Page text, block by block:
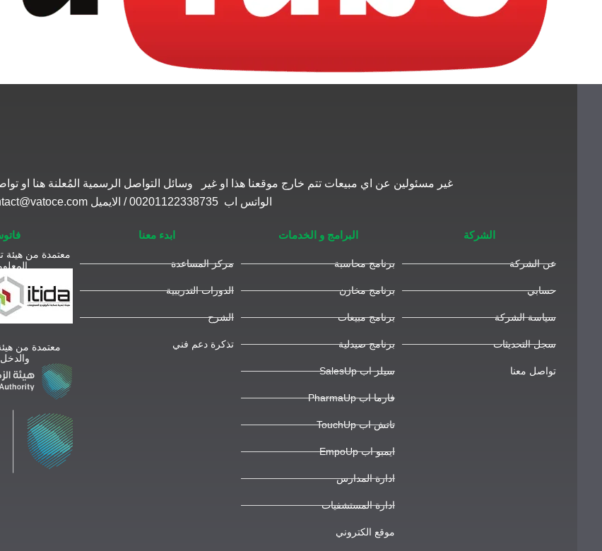
غير مسئولين عن اي مبيعات تتم خارج موقعنا هذا او غير وسائل التواصل الرسمية المُعلنة هنا
الواتس اب 00201122338735 / الايميل contact@vatoce.com
الشركة
عن الشركة
حسابي
سياسة الشركة
سجل التحديثات
تواصل معنا
البرامج و الخدمات
برنامج محاسبة
برنامج مخازن
برنامج مبيعات
برنامج صيدلية
سيلز اب SalesUp
فارما اب PharmaUp
تاتش اب TouchUp
ايمبو اب EmpoUp
ادارة المدارس
ادارة المستشفيات
موقع الكتروني
ابدء معنا
مركز المساعدة
الدورات التدريبية
الشرح
تذكرة دعم فني
معتمدة من هيئة
معتمدة من